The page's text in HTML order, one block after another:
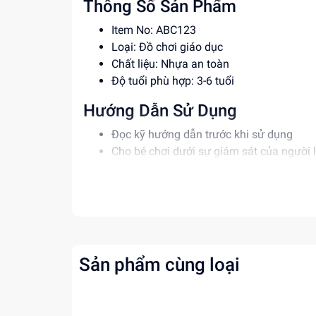
Thông Số Sản Phẩm
Item No: ABC123
Loại: Đồ chơi giáo dục
Chất liệu: Nhựa an toàn
Độ tuổi phù hợp: 3-6 tuổi
Hướng Dẫn Sử Dụng
Đọc kỹ hướng dẫn trước khi sử dụng
Cho bé chơi dưới sự giám sát của người
Tăng cường khả năng phối hợp và cân
Sản phẩm cùng loại